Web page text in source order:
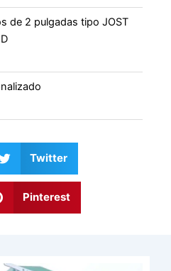
de 2 pulgadas tipo JOST
Twitter
Pinterest